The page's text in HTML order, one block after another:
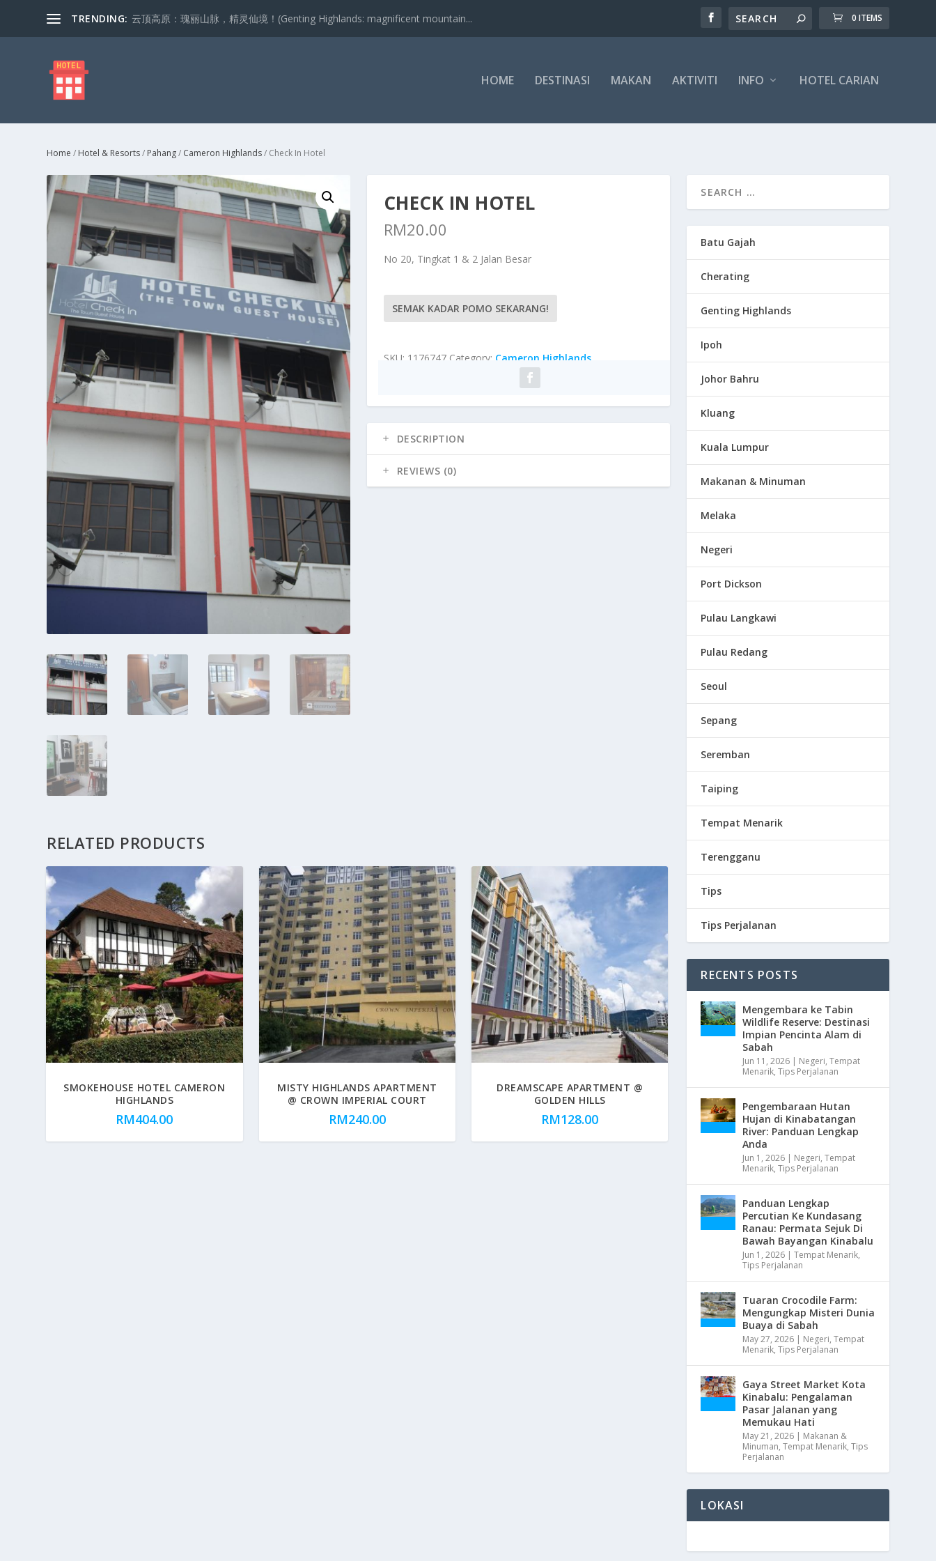
TRENDING: 云顶高原：瑰丽山脉，精灵仙境！(Genting Highlands: magnificent mountain... 0 ITEMS
HOME DESTINASI MAKAN AKTIVITI INFO HOTEL CARIAN
Home / Hotel & Resorts/ Pahang/ Cameron Highlands/ Check In Hotel
CHECK IN HOTEL
RM20.00
No 20, Tingkat 1 & 2 Jalan Besar
SEMAK KADAR POMO SEKARANG!
SKU: 1176747 Category: Cameron Highlands
DESCRIPTION
REVIEWS (0)
RELATED PRODUCTS
SMOKEHOUSE HOTEL CAMERON
HIGHLANDS
RM404.00
MISTY HIGHLANDS APARTMENT
@ CROWN IMPERIAL COURT
RM240.00
DREAMSCAPE APARTMENT @
GOLDEN HILLS
RM128.00
Batu Gajah
Cherating
Genting Highlands
Ipoh
Johor Bahru
Kluang
Kuala Lumpur
Makanan & Minuman
Melaka
Negeri
Port Dickson
Pulau Langkawi
Pulau Redang
Seoul
Sepang
Seremban
Taiping
Tempat Menarik
Terengganu
Tips
Tips Perjalanan
RECENTS POSTS
Mengembara ke Tabin
Wildlife Reserve: Destinasi
Impian Pencinta Alam di
Sabah
Jun 11, 2026 | Negeri,Tempat
Menarik,Tips Perjalanan
Pengembaraan Hutan
Hujan di Kinabatangan
River: Panduan Lengkap
Anda
Jun 1, 2026 | Negeri,Tempat
Menarik,Tips Perjalanan
Panduan Lengkap
Percutian Ke Kundasang
Ranau: Permata Sejuk Di
Bawah Bayangan Kinabalu
Jun 1, 2026 |Tempat Menarik,
Tips Perjalanan
Tuaran Crocodile Farm:
Mengungkap Misteri Dunia
Buaya di Sabah
May 27, 2026 | Negeri,Tempat
Menarik,Tips Perjalanan
Gaya Street Market Kota
Kinabalu: Pengalaman
Pasar Jalanan yang
Memukau Hati
May 21, 2026 | Makanan &
Minuman,Tempat Menarik,Tips
Perjalanan
LOKASI